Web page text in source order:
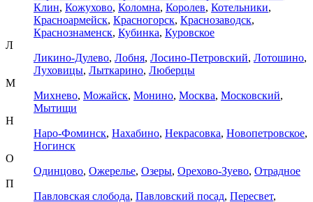
Клин, Кожухово, Коломна, Королев, Котельники,
Красноармейск, Красногорск, Краснозаводск,
Краснознаменск, Кубинка, Куровское
Л
Ликино-Дулево, Лобня, Лосино-Петровский, Лотошино,
Луховицы, Лыткарино, Люберцы
М
Михнево, Можайск, Монино, Москва, Московский,
Мытищи
Н
Наро-Фоминск, Нахабино, Некрасовка, Новопетровское,
Ногинск
О
Одинцово, Ожерелье, Озеры, Орехово-Зуево, Отрадное
П
Павловская слобода, Павловский посад, Пересвет,